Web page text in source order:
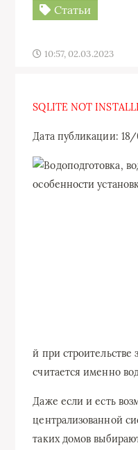
Статьи
10:57, 02.03.2023
SQLITE NOT
Дата публикации:
й при строительстве
считается именно
Даже если и есть
централизованной
таких домов